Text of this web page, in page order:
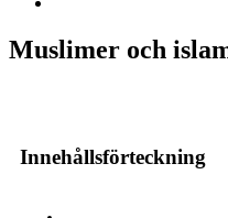
bild
Muslimer och
Innehållsförteckning